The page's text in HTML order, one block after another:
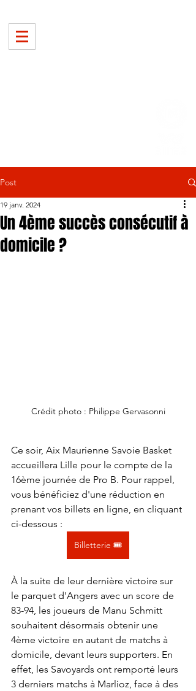
Post
Un 4ème succès consécutif à
domicile ?
19 janv. 2024
Crédit photo : Philippe Gervasonni
Ce soir, Aix Maurienne Savoie Basket
accueillera Lille pour le compte de la
16ème journée de Pro B. Pour rappel,
vous bénéficiez d'une réduction en
prenant vos billets en ligne, en cliquant
ci-dessous :
Billetterie 🎟️
À la suite de leur dernière victoire sur
le parquet d'Angers avec un score de
83-94, les joueurs de Manu Schmitt
souhaitent désormais obtenir une
4ème victoire en autant de matchs à
domicile, devant leurs supporters. En
effet, les Savoyards ont remporté leurs
3 derniers matchs à Marlioz, face à des